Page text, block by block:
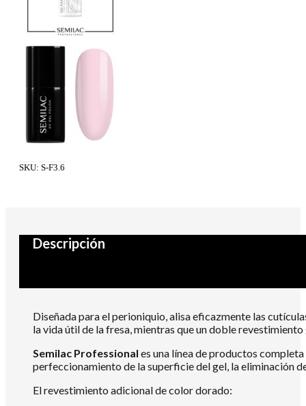
SKU: S-F3.6
Descripción
Diseñada para el perioniquio, alisa eficazmente las
la vida útil de la fresa, mientras que un doble
Semilac Professional es una línea de productos
perfeccionamiento de la superficie del gel, la eliminación
El revestimiento adicional de color dorado: